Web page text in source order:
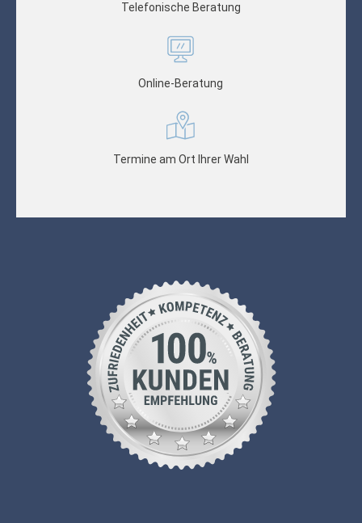
Telefonische Beratung
Online-Beratung
Termine am Ort Ihrer Wahl